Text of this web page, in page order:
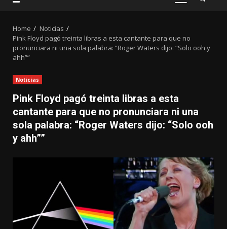
PRIMARY
Home
Noticias
Pink Floyd pagó treinta libras a esta cantante para que no
pronunciara ni una sola palabra: “Roger Waters dijo: “Solo ooh y
ahh””
Noticias
Pink Floyd pagó treinta libras a esta
cantante para que no pronunciara ni una
sola palabra: “Roger Waters dijo: “Solo ooh
y ahh””